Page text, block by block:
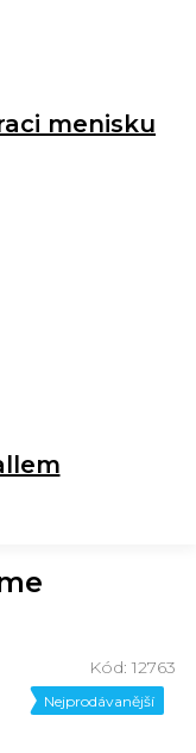
Nejprodávanější
Kód: 12763
menisku